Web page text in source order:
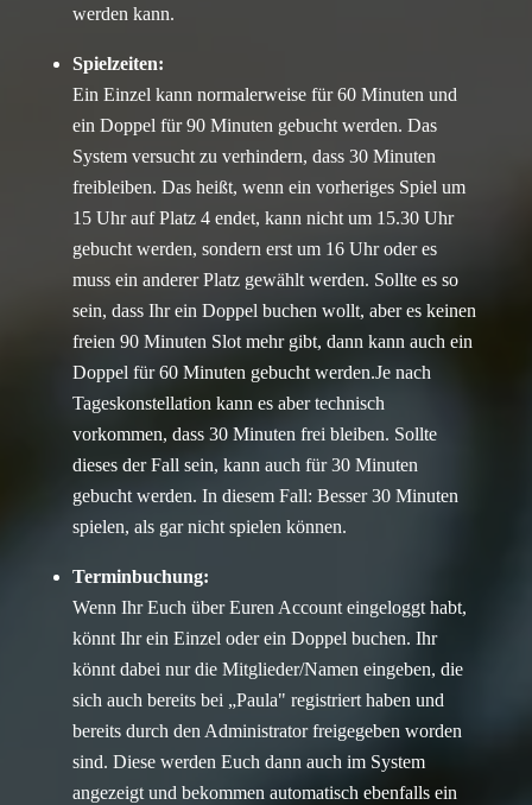
werden kann.
Spielzeiten:
Ein Einzel kann normalerweise für 60 Minuten und
ein Doppel für 90 Minuten gebucht werden. Das
System versucht zu verhindern, dass 30 Minuten
freibleiben. Das heißt, wenn ein vorheriges Spiel um
15 Uhr auf Platz 4 endet, kann nicht um 15.30 Uhr
gebucht werden, sondern erst um 16 Uhr oder es
muss ein anderer Platz gewählt werden. Sollte es so
sein, dass Ihr ein Doppel buchen wollt, aber es keinen
freien 90 Minuten Slot mehr gibt, dann kann auch ein
Doppel für 60 Minuten gebucht werden.Je nach
Tageskonstellation kann es aber technisch
vorkommen, dass 30 Minuten frei bleiben. Sollte
dieses der Fall sein, kann auch für 30 Minuten
gebucht werden. In diesem Fall: Besser 30 Minuten
spielen, als gar nicht spielen können.
Terminbuchung:
Wenn Ihr Euch über Euren Account eingeloggt habt,
könnt Ihr ein Einzel oder ein Doppel buchen. Ihr
könnt dabei nur die Mitglieder/Namen eingeben, die
sich auch bereits bei „Paula" registriert haben und
bereits durch den Administrator freigegeben worden
sind. Diese werden Euch dann auch im System
angezeigt und bekommen automatisch ebenfalls ein